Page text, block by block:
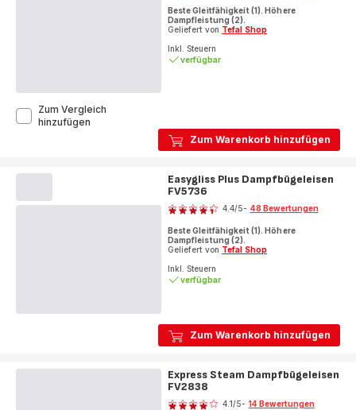
Zum Warenkorb hinzufügen
Beste Gleitfähigkeit (1). Höhere
Dampfleistung (2).
Geliefert von Tefal Shop
Inkl. Steuern
verfügbar
Zum Vergleich
hinzufügen
Dampfbügeleisen
Zum Warenkorb hinzufügen
Easygliss Plus Dampfbügeleisen
FV5736
Bewertung
4.4/5- 48 Bewertungen
Beste Gleitfähigkeit (1). Höhere
Dampfleistung (2).
Geliefert von Tefal Shop
Inkl. Steuern
verfügbar
Express Steam Dampfbügeleisen
FV2838
Bewertung
4.1/5- 14 Bewertungen